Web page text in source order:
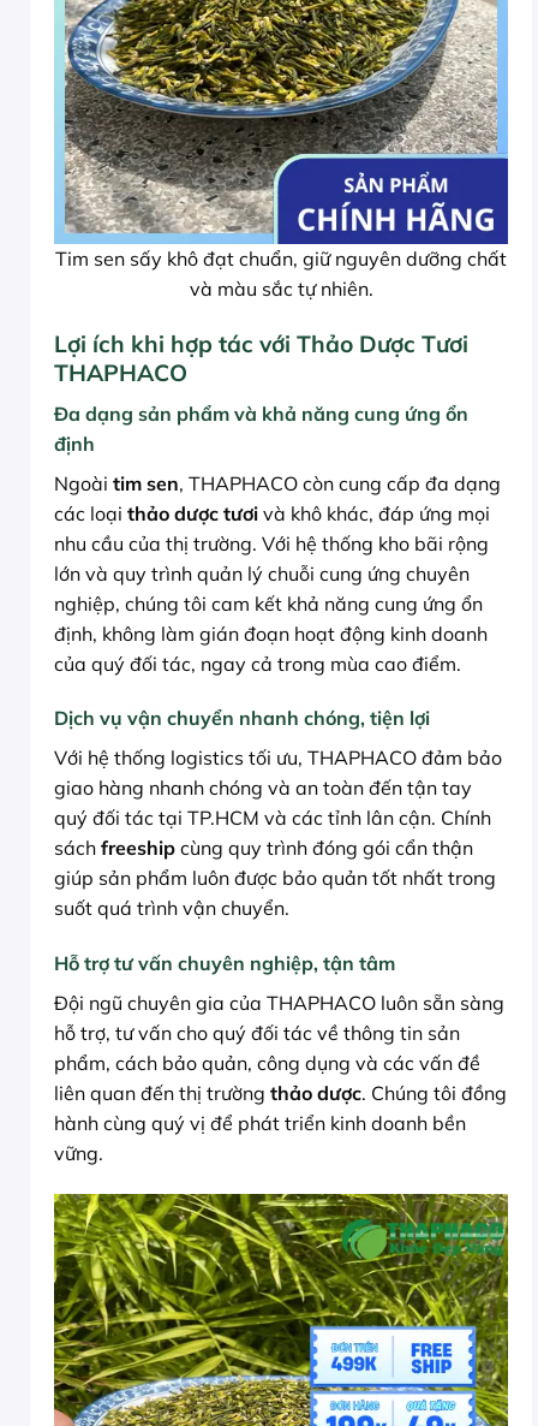
Tim sen sấy khô đạt chuẩn, giữ nguyên dưỡng chất
và màu sắc tự nhiên.
Lợi ích khi hợp tác với Thảo Dược Tươi
THAPHACO
Đa dạng sản phẩm và khả năng cung ứng ổn
định
Ngoài tim sen, THAPHACO còn cung cấp đa dạng
các loại thảo dược tươi và khô khác, đáp ứng mọi
nhu cầu của thị trường. Với hệ thống kho bãi rộng
lớn và quy trình quản lý chuỗi cung ứng chuyên
nghiệp, chúng tôi cam kết khả năng cung ứng ổn
định, không làm gián đoạn hoạt động kinh doanh
của quý đối tác, ngay cả trong mùa cao điểm.
Dịch vụ vận chuyển nhanh chóng, tiện lợi
Với hệ thống logistics tối ưu, THAPHACO đảm bảo
giao hàng nhanh chóng và an toàn đến tận tay
quý đối tác tại TP.HCM và các tỉnh lân cận. Chính
sách freeship cùng quy trình đóng gói cẩn thận
giúp sản phẩm luôn được bảo quản tốt nhất trong
suốt quá trình vận chuyển.
Hỗ trợ tư vấn chuyên nghiệp, tận tâm
Đội ngũ chuyên gia của THAPHACO luôn sẵn sàng
hỗ trợ, tư vấn cho quý đối tác về thông tin sản
phẩm, cách bảo quản, công dụng và các vấn đề
liên quan đến thị trường thảo dược. Chúng tôi đồng
hành cùng quý vị để phát triển kinh doanh bền
vững.